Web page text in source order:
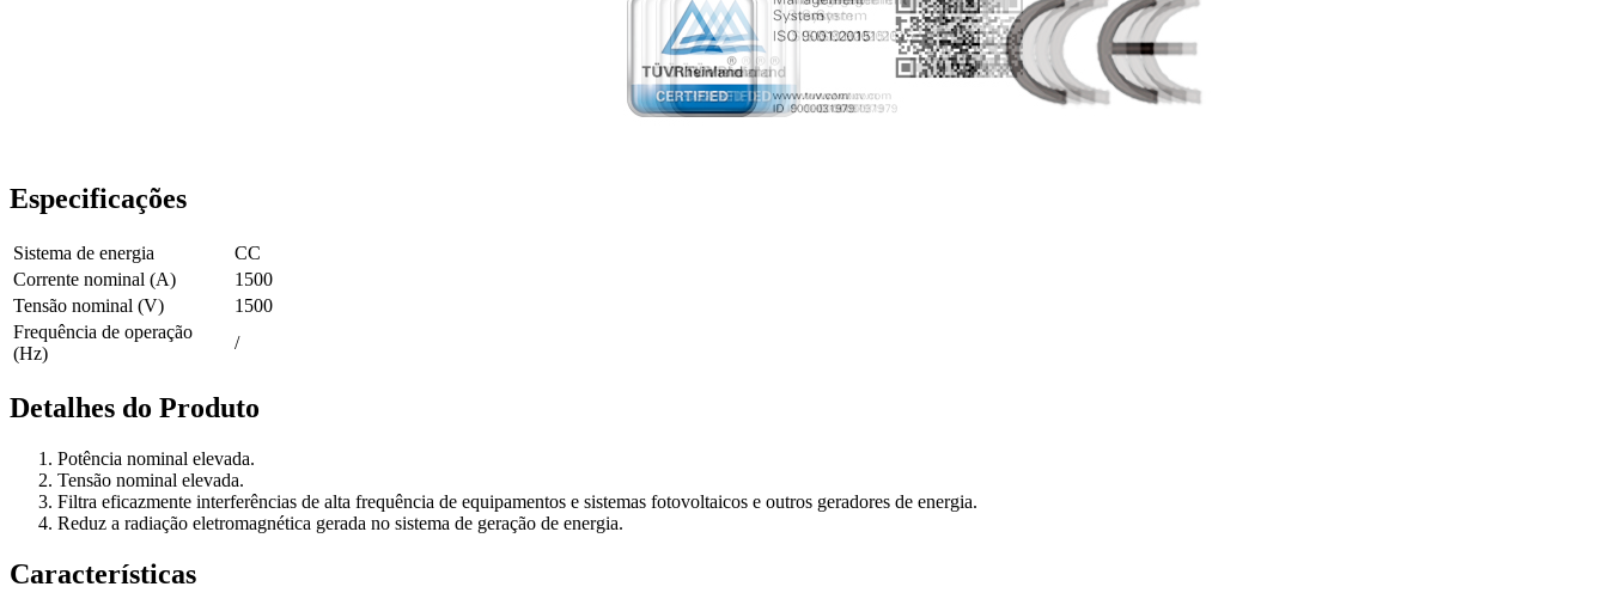
Especificações
Sistema de energia
CC
Corrente nominal (A)
1500
Tensão nominal (V)
1500
Frequência de operação
(Hz)
/
Detalhes do Produto
Potência nominal elevada.
Tensão nominal elevada.
Filtra eficazmente interferências de alta frequência de equipamentos e sistemas fotovoltaicos e outros geradores de energia.
Reduz a radiação eletromagnética gerada no sistema de geração de energia.
Características